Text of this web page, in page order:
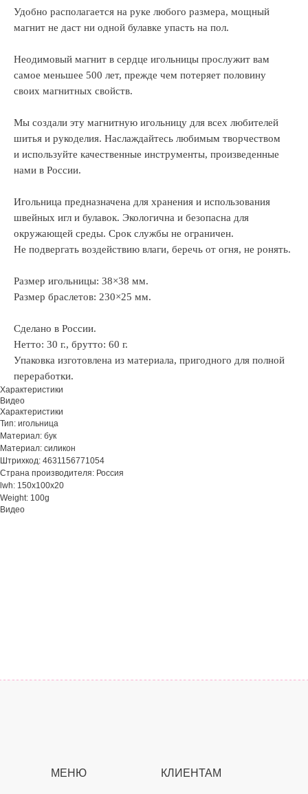
Удобно располагается на руке любого размера, мощный
магнит не даст ни одной булавке упасть на пол.
Неодимовый магнит в сердце игольницы прослужит вам
самое меньшее 500 лет, прежде чем потеряет половину
своих магнитных свойств.
Мы создали эту магнитную игольницу для всех любителей
шитья и рукоделия. Наслаждайтесь любимым творчеством
и используйте качественные инструменты, произведенные
нами в России.
Игольница предназначена для хранения и использования
швейных игл и булавок. Экологична и безопасна для
окружающей среды. Срок службы не ограничен.
Не подвергать воздействию влаги, беречь от огня, не ронять.
Размер игольницы: 38×38 мм.
Размер браслетов: 230×25 мм.
Сделано в России.
Нетто: 30 г., брутто: 60 г.
Упаковка изготовлена из материала, пригодного для полной
переработки.
Характеристики
Видео
Характеристики
Тип: игольница
Материал: бук
Материал: силикон
Штрихкод: 4631156771054
Страна производителя: Россия
lwh: 150x100x20
Weight: 100g
Видео
МЕНЮ КЛИЕНТАМ